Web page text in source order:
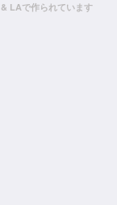
LAで作られています